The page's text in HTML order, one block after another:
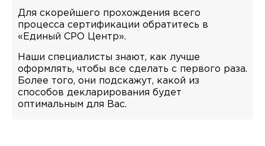
Для скорейшего прохождения всего
процесса сертификации обратитесь в
«Единый СРО Центр».
Наши специалисты знают, как лучше
оформлять, чтобы все сделать с первого раза.
Более того, они подскажут, какой из
способов декларирования будет
оптимальным для Вас.